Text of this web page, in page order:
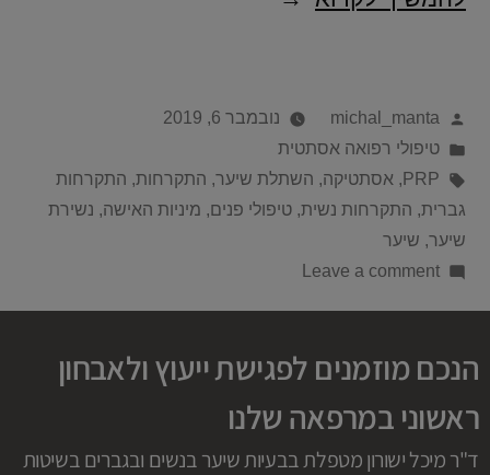
michal_manta
נובמבר 6, 2019
טיפולי רפואה אסתטית
PRP
, אסתטיקה, השתלת שיער, התקרחות, התקרחות
גברית, התקרחות נשית, טיפולי פנים, מיניות האישה, נשירת
שיער, שיער
Leave a comment
הנכם מוזמנים לפגישת ייעוץ ולאבחון
ראשוני במרפאה שלנו
ד"ר מיכל ישורון מטפלת בבעיות שיער בנשים ובגברים בשיטות